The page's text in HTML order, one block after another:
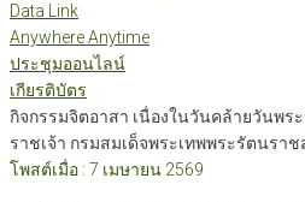
Data Link
Anywhere Anytime
ประชุมออนไลน์
เกียรติบัตร
กิจกรรมจิตอาสา เนื่องในวันคล้ายวันพร
ราชเจ้า กรมสมเด็จพระเทพพระรัตนรา
โพสต์เมื่อ : 7 เมษายน 2569